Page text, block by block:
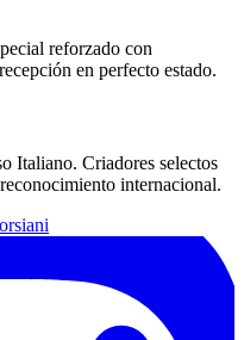
reforzado con
en perfecto estado.
Italiano. Criadores selectos
internacional.